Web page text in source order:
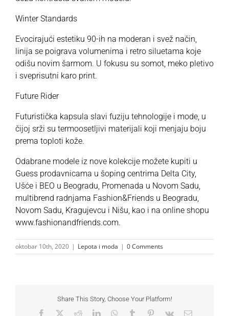
Winter Standards
Evocirajući estetiku 90-ih na moderan i svež način,
linija se poigrava volumenima i retro siluetama koje
odišu novim šarmom. U fokusu su somot, meko pletivo
i sveprisutni karo print.
Future Rider
Futuristička kapsula slavi fuziju tehnologije i mode, u
čijoj srži su termoosetljivi materijali koji menjaju boju
prema toploti kože.
Odabrane modele iz nove kolekcije možete kupiti u
Guess prodavnicama u šoping centrima Delta City,
Ušće i BEO u Beogradu, Promenada u Novom Sadu,
multibrend radnjama Fashion&Friends u Beogradu,
Novom Sadu, Kragujevcu i Nišu, kao i na online shopu
www.fashionandfriends.com.
oktobar 10th, 2020 | Lepota i moda | 0 Comments
Share This Story, Choose Your Platform!
Facebook RedditLinkedInWhatsApp
Tumblr Pinterest
Vk Email